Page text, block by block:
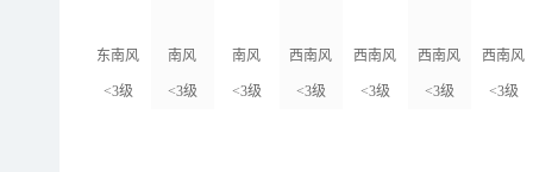
东南风
<3级
南风
<3级
南风
<3级
西南风
<3级
西南风
<3级
西南风
<3级
西南风
<3级